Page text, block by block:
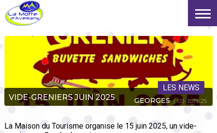
LES NEWS
VIDE-GRENIERS JUIN 2025
GEORGES | 03-JUN-25
La Maison du Tourisme organise le 15 juin 2025, un vide-